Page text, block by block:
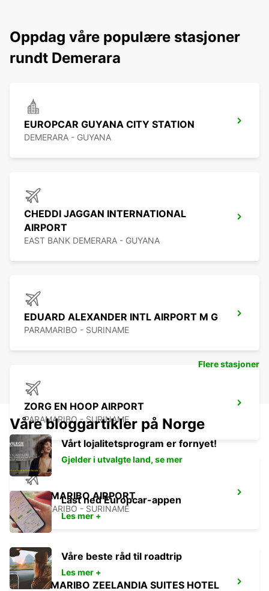
Oppdag våre populære stasjoner
rundt Demerara
EUROPCAR GUYANA CITY STATION
DEMERARA - GUYANA
CHEDDI JAGGAN INTERNATIONAL
AIRPORT
EAST BANK DEMERARA - GUYANA
EDUARD ALEXANDER INTL AIRPORT M G
PARAMARIBO - SURINAME
ZORG EN HOOP AIRPORT
PARAMARIBO - SURINAME
PARAMARIBO AIRPORT
PARAMARIBO - SURINAME
PARAMARIBO ZEELANDIA SUITES HOTEL
Flere stasjoner
Våre bloggartikler på Norge
Vårt lojalitetsprogram er fornyet!
Gjelder i utvalgte land, se mer
Last ned Europcar-appen
Les mer +
Våre beste råd til roadtrip
Les mer +